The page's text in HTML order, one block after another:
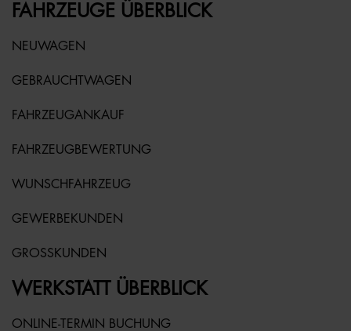
FAHRZEUGE ÜBERBLICK
NEUWAGEN
GEBRAUCHTWAGEN
FAHRZEUGANKAUF
FAHRZEUGBEWERTUNG
WUNSCHFAHRZEUG
GEWERBEKUNDEN
GROSSKUNDEN
WERKSTATT ÜBERBLICK
ONLINE-TERMIN BUCHUNG